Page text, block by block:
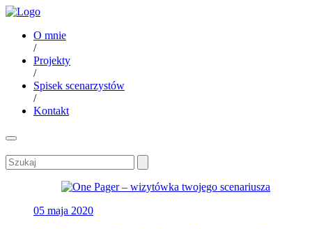
O mnie
/
Projekty
/
Spisek scenarzystów
/
Kontakt
05 maja 2020